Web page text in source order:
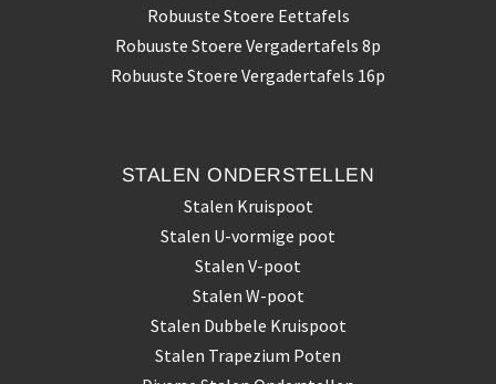
Robuuste Stoere Eettafels
Robuuste Stoere Vergadertafels 8p
Robuuste Stoere Vergadertafels 16p
STALENONDERSTELLEN
Stalen Kruispoot
Stalen U-vormige poot
Stalen V-poot
Stalen W-poot
Stalen Dubbele Kruispoot
Stalen Trapezium Poten